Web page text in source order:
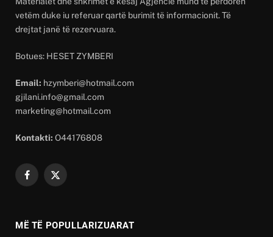
vetëm duke iu referuar qartë burimit të informacionit. Të
drejtat janë të rezervuara.
Botues: HESET ZYMBERI
Email: hzymberi@hotmail.com
gjilani.info@gmail.com
marketing@hotmail.com
Kontakti: O44176808
Facebook
X
MË TË POPULLARIZUARAT